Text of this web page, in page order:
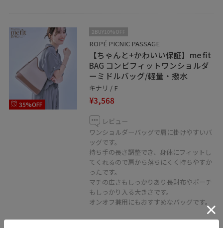
35%OFF
2BUY10%OFF
ROPÉ PICNIC PASSAGE
【ちゃんと+かわいい保証】me fit
BAG コンビフィットワンショルダ
ーミドルバッグ/軽量・撥水
キナリ / F
¥3,568
レビュー
ワンショルダーバッグで肩に掛けやすいバ
ッグです。
持ち手の長さ調整でき、身体にフィットし
てくれるので肩から落ちにくく持ちやすか
ったです。
マチの広さもしっかりあり長財布やポーチ
もしっかり入る大きさです。
オンオフ兼用にもおすすめなバッグです。